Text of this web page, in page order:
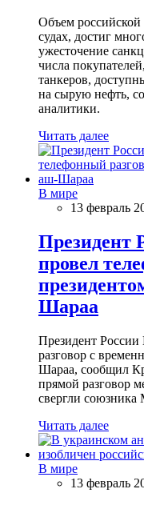
Объем российской
судах, достиг
ужесточение
числа
танкеров,
на сырую нефть,
аналитики.
Читать далее
В мире
13 февраль
Президент
провел
Шараа
Президент
разговор с
Шараа, сообщил
прямой разговор
свергли союзника
Читать далее
В мире
13 февраль